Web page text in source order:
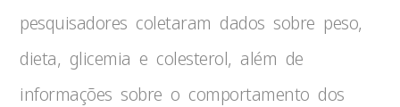
pesquisadores coletaram dados sobre peso,
dieta, glicemia e colesterol, além de
informações sobre o comportamento dos